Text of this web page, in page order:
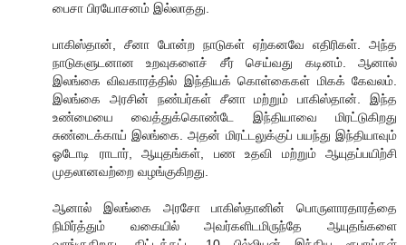
பைசா பிரயோசனம் இல்லாதது.
பாகிஸ்தான், சீனா போன்ற நாடுகள் ஏற்கனவே எதிரிகள். அந்த
நாடுகளுடனான உறவுகளைச் சீர் செய்வது கடினம். ஆனால்
இலங்கை விவகாரத்தில் இந்தியக் கொள்கைகள் மிகக் கேவலம்.
இலங்கை அரசின் நண்பர்கள் சீனா மற்றும் பாகிஸ்தான். இந்த
உண்மையை வைத்துக்கொண்டே இந்தியாவை மிரட்டுகிறது
சுண்டைக்காய் இலங்கை. அதன் மிரட்டலுக்குப் பயந்து இந்தியாவும்
ஓடோடி ராடார், ஆயுதங்கள், பண உதவி மற்றும் ஆயுதப்பயிற்சி
முதலானவற்றை வழங்குகிறது.
ஆனால் இலங்கை அரசோ பாகிஸ்தானின் பொருளாரதாரத்தை
நிமிர்த்தும் வகையில் அவர்களிடமிருந்தே ஆயுதங்களை